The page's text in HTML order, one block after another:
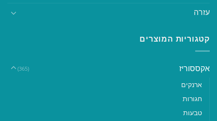
עזרה
קטגוריות המוצרים
אקססוריז (365)
ארנקים
חגורות
טבעות